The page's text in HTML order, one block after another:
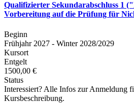
Qualifizierter Sekundarabschluss 1
Vorbereitung auf die Prüfung für
Beginn
Frühjahr 2027 - Winter 2028/2029
Kursort
Entgelt
1500,00 €
Status
Interessiert? Alle Infos zur Anmeldung
Kursbeschreibung.